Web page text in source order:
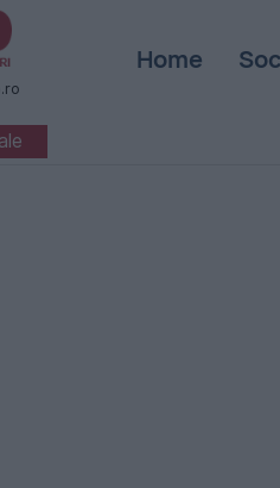
Home